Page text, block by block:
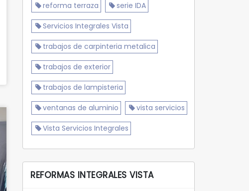
reforma terraza serie IDA
Servicios Integrales Vista
trabajos de carpinteria metalica
trabajos de exterior
trabajos de lampisteria
ventanas de aluminio vista servicios
Vista Servicios Integrales
REFORMAS INTEGRALES VISTA